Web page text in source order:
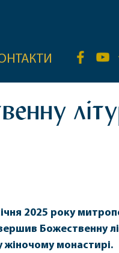
2025 року
Божественну
жіночому монастирі.